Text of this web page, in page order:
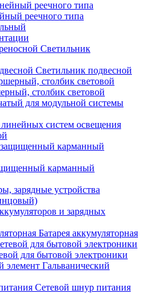
реечного типа
Светильник
Светильник подвесной
столбик световой
для модульной системы
систем освещения
карманный
зарядные устройства
и зарядных
Батарея аккумуляторная
для бытовой электроники
Гальванический
Сетевой шнур питания